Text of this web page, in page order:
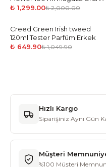
Unisex
₺ 1,299.00₺ 2,000.00
-38%
Creed Green Irish tweed
120ml Tester Parfüm Erkek
₺ 649.90₺ 1,049.90
Hızlı Kargo
Siparişiniz Aynı Gün
Müşteri
%100 Müşteri